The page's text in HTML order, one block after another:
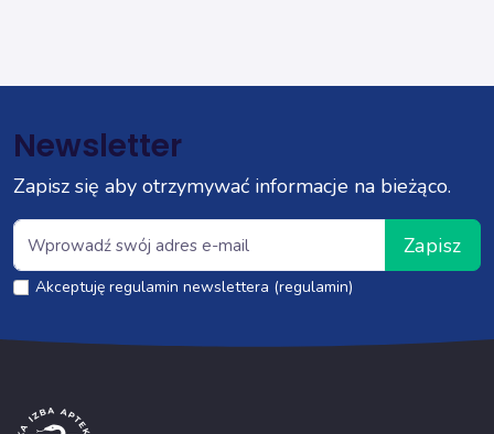
Newsletter
Zapisz się aby otrzymywać informacje na bieżąco.
Zapisz
Akceptuję regulamin newslettera (regulamin)